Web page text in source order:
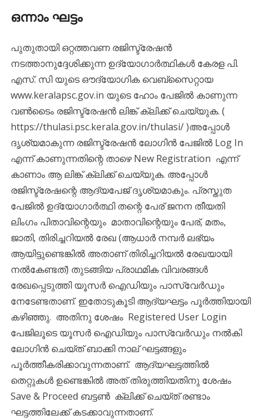
ഒന്നാം ഘട്ടം
പുതുതായി ഒറ്റത്തവണ രജിസ്ട്രേഷൻ
നടത്താനുദ്ദേശിക്കുന്ന ഉദ്യോഗാർത്ഥികൾ കേരള പി.
എസ്. സി യുടെ ഔദ്യോഗിക വെബ്സൈറ്റായ
www.keralapsc.gov.in യുടെ ഹോം പേജിൽ കാണുന്ന
വൺടൈം രജിസ്ട്രേഷൻ ലിങ്ക് ക്ലിക്ക് ചെയ്യുക. (
https://thulasi.psc.kerala.gov.in/thulasi/ )അപ്പോൾ
ദൃശ്യമാകുന്ന രജിസ്ട്രേഷൻ ലോഗിൻ പേജിൽ Log In
എന്ന് കാണുന്നതിന്റെ താഴെ New Registration എന്ന്
കാണാം ആ ലിങ്ക് ക്ലിക്ക് ചെയ്യുക. അപ്പോൾ
രജിസ്ട്രേഷന്റെ ആദ്യപേജ് ദൃശ്യമാകും. പ്രസ്തുത
പേജിൽ ഉദ്യോഗാർത്ഥി തന്റെ പേര് ജനന തീയതി
ലിംഗം പിതാവിന്റെയും മാതാവിന്റെയും പേര്, മതം,
ജാതി, തിരിച്ചറിയൽ രേഖ (ആധാർ നമ്പർ ലഭ്യം
ആയിട്ടുണ്ടെങ്കിൽ അതാണ് തിരിച്ചറിയൽ രേഖയായി
നൽകേണ്ടത്) തുടങ്ങിയ പ്രാഥമിക വിവരങ്ങൾ
രേഖപ്പെടുത്തി യൂസർ ഐഡിയും പാസ്‌വേർഡും
നേടേണ്ടതാണ്. ഇതോടുകൂടി ആദ്യഘട്ടം പൂർത്തിയായി
കഴിഞ്ഞു. അതിനു ശേഷം Registered User Login
പേജിലൂടെ യൂസർ ഐഡിയും പാസ്‌വേർഡും നൽകി
ലോഗിൻ ചെയ്ത് ബാക്കി നാല് ഘട്ടങ്ങളും
പൂർത്തീകരിക്കാവുന്നതാണ്. ആദ്യഘട്ടത്തിൽ
തെറ്റുകൾ ഉണ്ടെങ്കിൽ അത് തിരുത്തിയതിനു ശേഷം
Save & Proceed ബട്ടൺ ക്ലിക്ക് ചെയ്ത് രണ്ടാം
ഘട്ടത്തിലേക്ക് കടക്കാവുന്നതാണ്.